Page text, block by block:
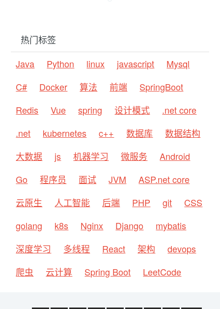
热门标签
Java
Python linux javascript
Mysql
C#
Docker 算法 前端
SpringBoot
Redis
Vue spring 设计模式
.net core
.net
kubernetes c++ 数据库
数据结构
大数据
js 机器学习 微服务
Android
Go
程序员 面试 JVM
ASP.net core
云原生
人工智能 后端 PHP git
CSS
golang
k8s Nginx Django
mybatis
深度学习
多线程 React 架构
devops
爬虫
云计算 Spring Boot LeetCode